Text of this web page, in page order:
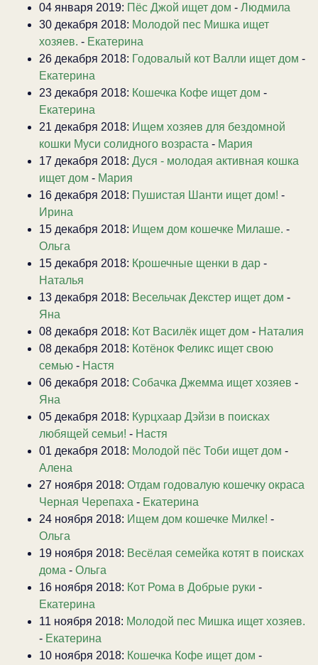
04 января 2019: Пёс Джой ищет дом - Людмила
30 декабря 2018: Молодой пес Мишка ищет
хозяев. - Екатерина
26 декабря 2018: Годовалый кот Валли ищет дом -
Екатерина
23 декабря 2018: Кошечка Кофе ищет дом -
Екатерина
21 декабря 2018: Ищем хозяев для бездомной
кошки Муси солидного возраста - Мария
17 декабря 2018: Дуся - молодая активная кошка
ищет дом - Мария
16 декабря 2018: Пушистая Шанти ищет дом! -
Ирина
15 декабря 2018: Ищем дом кошечке Милаше. -
Ольга
15 декабря 2018: Крошечные щенки в дар -
Наталья
13 декабря 2018: Весельчак Декстер ищет дом -
Яна
08 декабря 2018: Кот Василёк ищет дом - Наталия
08 декабря 2018: Котёнок Феликс ищет свою
семью - Настя
06 декабря 2018: Собачка Джемма ищет хозяев -
Яна
05 декабря 2018: Курцхаар Дэйзи в поисках
любящей семьи! - Настя
01 декабря 2018: Молодой пёс Тоби ищет дом -
Алена
27 ноября 2018: Отдам годовалую кошечку окраса
Черная Черепаха - Екатерина
24 ноября 2018: Ищем дом кошечке Милке! -
Ольга
19 ноября 2018: Весёлая семейка котят в поисках
дома - Ольга
16 ноября 2018: Кот Рома в Добрые руки -
Екатерина
11 ноября 2018: Молодой пес Мишка ищет хозяев.
- Екатерина
10 ноября 2018: Кошечка Кофе ищет дом -